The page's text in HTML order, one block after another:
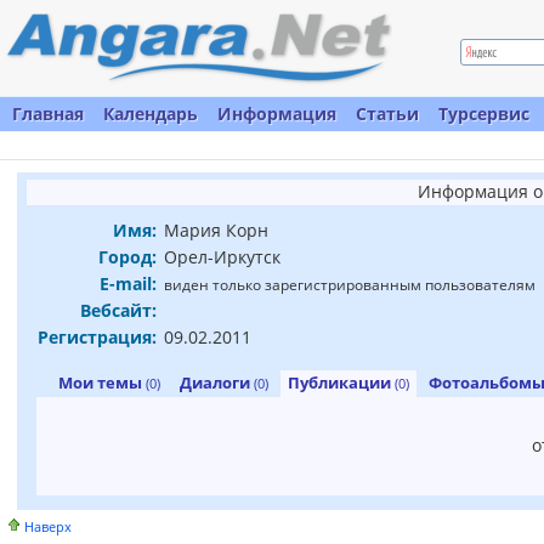
Главная Календарь Информация Статьи Турсервис
Информация
Имя: Мария Корн
Город: Орел-Иркутск
E-mail: виден только зарегистрированным пользователям
Вебсайт:
Регистрация: 09.02.2011
Мои темы (0) Диалоги (0) Публикации (0)
Наверх